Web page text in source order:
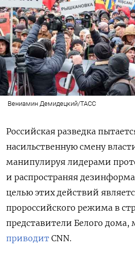
Вениамин Демидецкий/ТАСС
Российская разведка
насильственную смену
манипулируя лидерами
и распространяя
целью этих действий
пророссийского режима в
представители Белого
приводит CNN.